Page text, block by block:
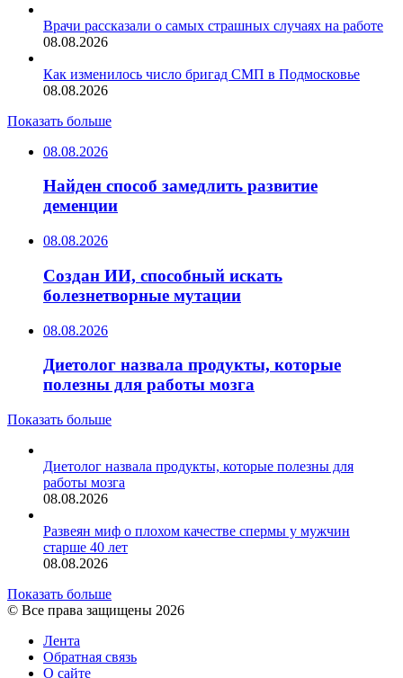
Врачи рассказали о самых страшных случаях на работе
08.08.2026
Как изменилось число бригад СМП в Подмосковье
08.08.2026
Показать больше
08.08.2026
Найден способ замедлить развитие
деменции
08.08.2026
Создан ИИ, способный искать
болезнетворные мутации
08.08.2026
Диетолог назвала продукты, которые
полезны для работы мозга
Показать больше
Диетолог назвала продукты, которые полезны для
работы мозга
08.08.2026
Развеян миф о плохом качестве спермы у мужчин
старше 40 лет
08.08.2026
Показать больше
© Все права защищены 2026
Лента
Обратная связь
О сайте